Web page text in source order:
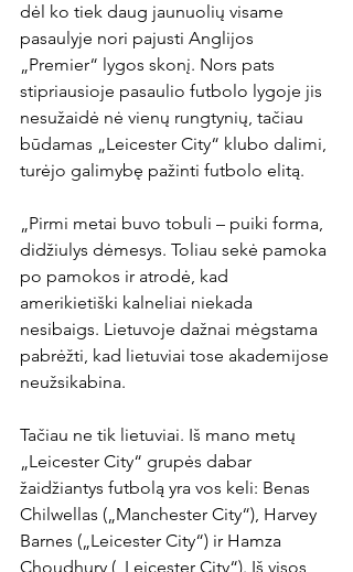
dėl ko tiek daug jaunuolių visame
pasaulyje nori pajusti Anglijos
„Premier“ lygos skonį. Nors pats
stipriausioje pasaulio futbolo lygoje jis
nesužaidė nė vienų rungtynių, tačiau
būdamas „Leicester City“ klubo dalimi,
turėjo galimybę pažinti futbolo elitą.
„Pirmi metai buvo tobuli – puiki forma,
didžiulys dėmesys. Toliau sekė pamoka
po pamokos ir atrodė, kad
amerikietiški kalneliai niekada
nesibaigs. Lietuvoje dažnai mėgstama
pabrėžti, kad lietuviai tose akademijose
neužsikabina.
Tačiau ne tik lietuviai. Iš mano metų
„Leicester City“ grupės dabar
žaidžiantys futbolą yra vos keli: Benas
Chilwellas („Manchester City“), Harvey
Barnes („Leicester City“) ir Hamza
Choudhury („Leicester City“). Iš visos